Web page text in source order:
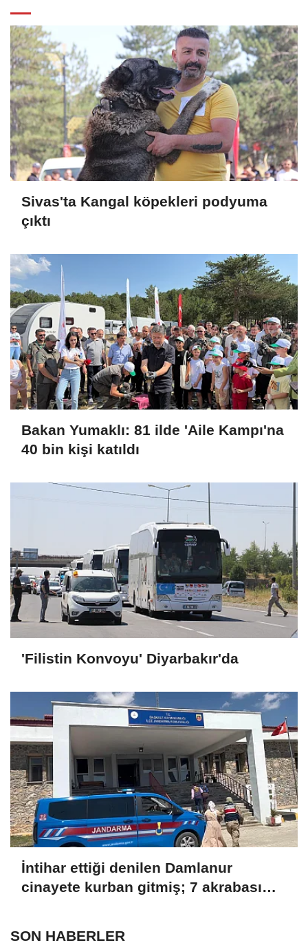
Sivas'ta Kangal köpekleri podyuma
çıktı
Bakan Yumaklı: 81 ilde 'Aile Kampı'na
40 bin kişi katıldı
'Filistin Konvoyu' Diyarbakır'da
İntihar ettiği denilen Damlanur
cinayete kurban gitmiş; 7 akrabası
SON HABERLER